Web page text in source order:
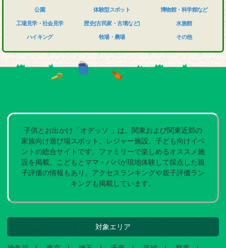
公園
工場見学・社会見学
ハイキング
体験型スポット
歴史(古民家・古墳など)
牧場・農場
博物館・科学館など
水族館
その他
子供とお出かけ「オデッソ 」は、関東および関東近郊の
家族向け遊び場スポット、レジャー施設、子ども向けイベ
ントの総合サイトです。ファミリーで楽しめるオススメ施
設を掲載。こどもとママ・パパが現地体験して採点した親
子評価の情報もあり。アクセスランキングや親子評価ラン
キングも掲載しています。
対象エリア